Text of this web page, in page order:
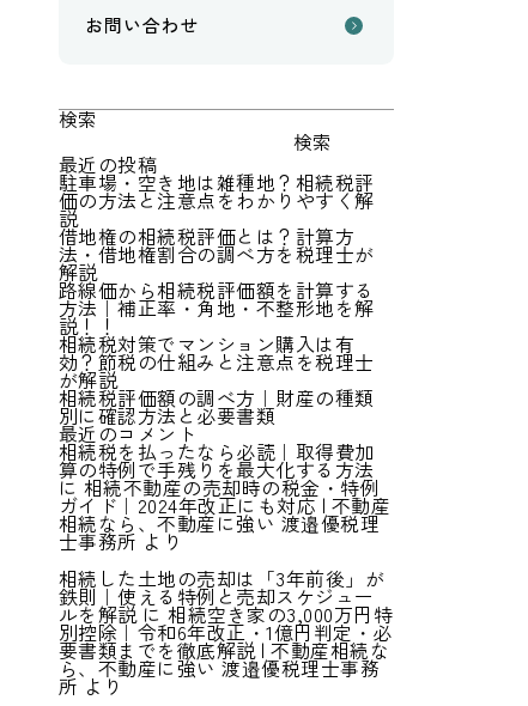
お問い合わせ
検索
検索
最近の投稿
駐車場・空き地は雑種地？相続税評
価の方法と注意点をわかりやすく解
説
借地権の相続税評価とは？計算方
法・借地権割合の調べ方を税理士が
解説
路線価から相続税評価額を計算する
方法｜補正率・角地・不整形地を解
説！！
相続税対策でマンション購入は有
効？節税の仕組みと注意点を税理士
が解説
相続税評価額の調べ方｜財産の種類
別に確認方法と必要書類
最近のコメント
相続税を払ったなら必読｜取得費加
算の特例で手残りを最大化する方法
に 相続不動産の売却時の税金・特例
ガイド｜2024年改正にも対応 | 不動産
相続なら、不動産に強い 渡邉優税理
士事務所 より
相続した土地の売却は「3年前後」が
鉄則｜使える特例と売却スケジュー
ルを解説に相続空き家の3,000万円特
別控除｜令和6年改正・1億円判定・必
要書類までを徹底解説 | 不動産相続な
ら、不動産に強い 渡邉優税理士事務
所より